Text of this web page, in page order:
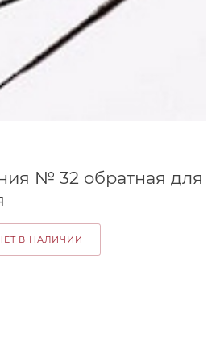
№ 32 обратная для
В НАЛИЧИИ